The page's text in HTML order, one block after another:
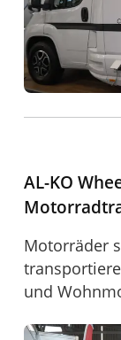
AL-KO
Motorräder
und